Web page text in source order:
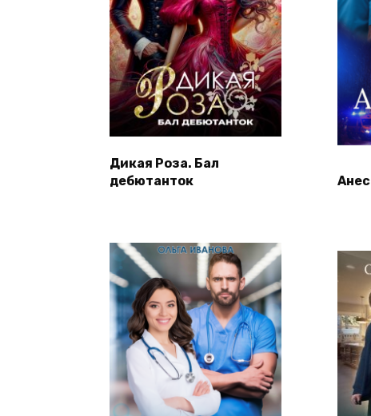
Дикая Роза. Бал
дебютанток